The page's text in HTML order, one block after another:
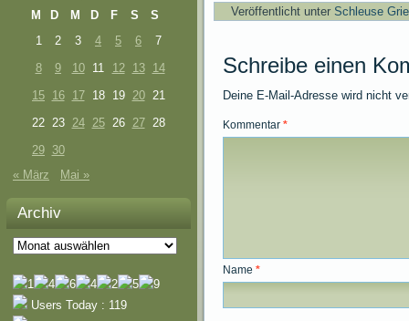
M
D M D F S
S
1
2 3 4 5 6
7
8
9 10 11 12 13
14
15 16 17 18 19 20 21
22 23 24 25 26 27 28
29 30
« März
Mai »
Archiv
Archiv
Users Today : 119
Veröffentlicht unter Schleuse
Schreibe einen
Deine E-Mail-Adresse wird nicht
Kommentar *
Name *